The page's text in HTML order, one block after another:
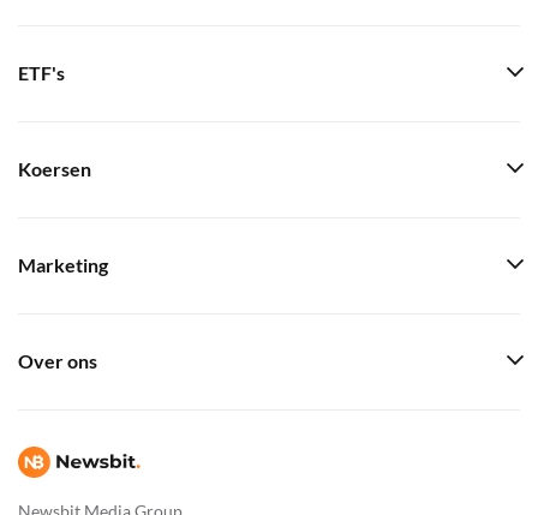
Newsbit Media Group
ETF's
Koersen
Marketing
Over ons